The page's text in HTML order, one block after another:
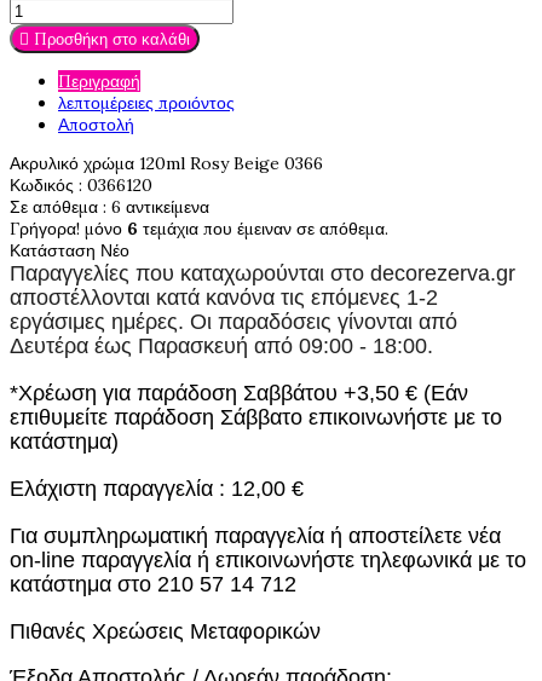
 Προσθήκη στο καλάθι
Περιγραφή
λεπτομέρειες προιόντος
Αποστολή
Ακρυλικό χρώμα 120ml Rosy Beige 0366
Κωδικός : 0366120
Σε απόθεμα : 6 αντικείμενα
Γρήγορα! μόνο 6 τεμάχια που έμειναν σε απόθεμα.
Κατάσταση Νέο
Παραγγελίες που καταχωρούνται στο decorezerva.gr
αποστέλλονται κατά κανόνα τις επόμενες 1-2
εργάσιμες ημέρες. Οι παραδόσεις γίνονται από
Δευτέρα έως Παρασκευή από 09:00 - 18:00.
*Χρέωση για παράδοση Σαββάτου +3,50 € (Εάν
επιθυμείτε παράδοση Σάββατο επικοινωνήστε με το
κατάστημα)
Ελάχιστη παραγγελία : 12,00 €
Για συμπληρωματική παραγγελία ή αποστείλετε νέα
on-line παραγγελία ή επικοινωνήστε τηλεφωνικά με το
κατάστημα στο 210 57 14 712
Πιθανές Χρεώσεις Μεταφορικών